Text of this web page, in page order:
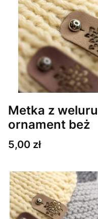
Metka z
ornament beż
Cena
5,00 zł